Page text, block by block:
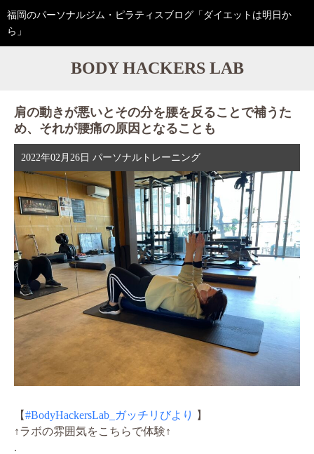
福岡のパーソナルジム・ピラティスブログ「ダイエットは明日か
ら」
BODY HACKERS LAB
肩の動きが悪いとその分を腰を反ることで補うた
め、それが腰痛の原因となることも
2022年02月26日 パーソナルトレーニング
【#BodyHackersLab_ガッチリびより
】
↑ラボの雰囲気をこちらで体験↑
.